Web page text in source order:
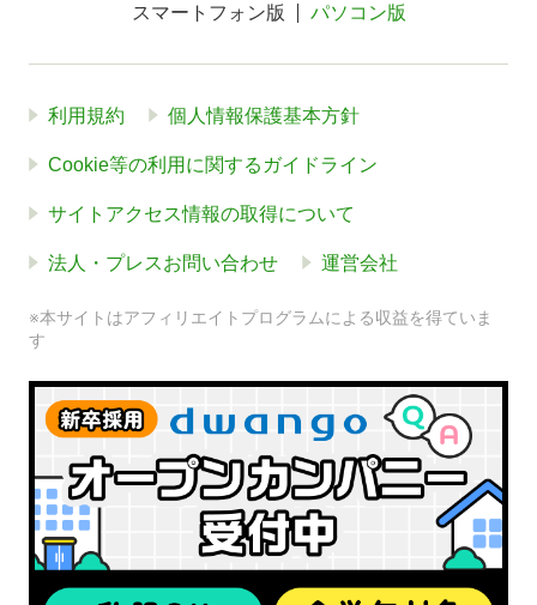
スマートフォン版 パソコン版
利用規約 個人情報保護基本方針
Cookie等の利用に関するガイドライン
サイトアクセス情報の取得について
法人・プレスお問い合わせ 運営会社
※本サイトはアフィリエイトプログラムによる収益を得ていま
す